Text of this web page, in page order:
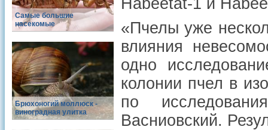
Самые большие
насекомые
Брюхоногий моллюск -
виноградная улитка
Habeetat-1 и
«Пчелы уже
влияния
одно
колонии пчел в
по
Васниовский.